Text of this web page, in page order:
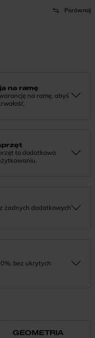
Porównaj
na ramę
na ramę, abyś
to dodatkowa
żadnych dodatkowych
bez ukrytych
GEOMETRIA